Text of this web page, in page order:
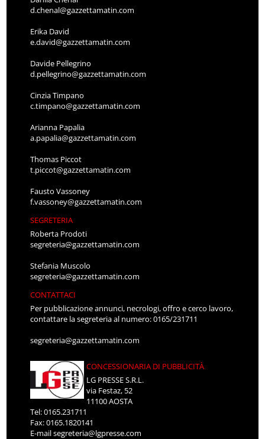
d.chenal@gazzettamatin.com
Erika David
e.david@gazzettamatin.com
Davide Pellegrino
d.pellegrino@gazzettamatin.com
Cinzia Timpano
c.timpano@gazzettamatin.com
Arianna Papalia
a.papalia@gazzettamatin.com
Thomas Piccot
t.piccot@gazzettamatin.com
Fausto Vassoney
f.vassoney@gazzettamatin.com
SEGRETERIA
Roberta Prodoti
segreteria@gazzettamatin.com
Stefania Muscolo
segreteria@gazzettamatin.com
CONTATTACI
Per pubblicazione annunci, necrologi, offro e cerco lavoro,
contattare la segreteria al numero: 0165/231711
segreteria@gazzettamatin.com
CONCESSIONARIA DI PUBBLICITÀ
LG PRESSE S.R.L.
via Festaz, 52
11100 AOSTA
Tel: 0165.231711
Fax: 0165.1820141
E-mailsegreteria@lgpresse.com